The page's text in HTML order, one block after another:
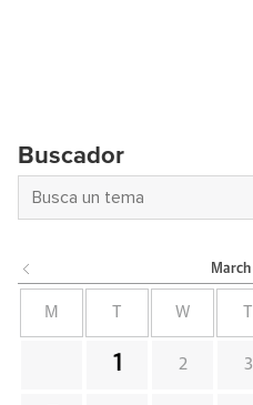
Buscador
March
M W
1 2 3